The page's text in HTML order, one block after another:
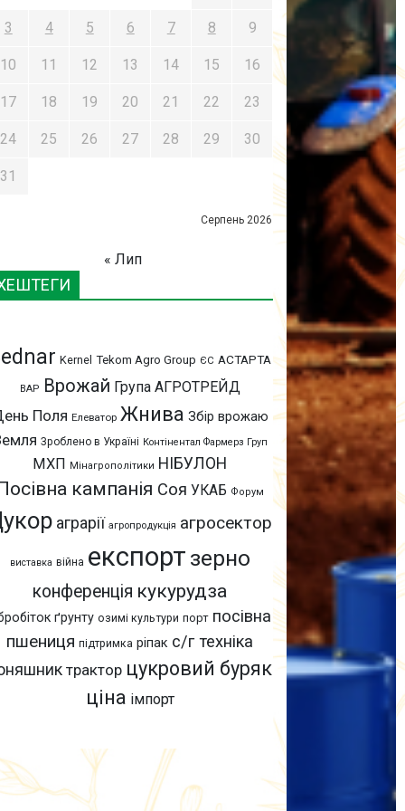
Серпень 2026
3 4 5 6 7 8 9
10 11 12 13 14 15 16
17 18 19 20 21 22 23
24 25 26 27 28 29 30
31
« Лип
Kernel Tekom Agro Group ЄС АСТАРТА
ВАР Врожай Група АГРОТРЕЙД
Поля Елеватор Жнива Збір врожаю
Зроблено в Україні Контінентал Фармерз Груп
МХП Мінагрополітики НІБУЛОН
кампанія Соя УКАБ Форум
аграрії агропродукція агросектор
виставка війна експорт зерно
конференція кукурудза
ґрунту озимі культури порт посівна
пшениця підтримка ріпак с/г техніка
трактор цукровий буряк
ціна імпорт